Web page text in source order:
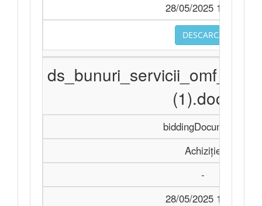
28/05/2025 10:15
DESCARCA
(1).docx
biddingDocuments
Achiziție
-
28/05/2025 10:15